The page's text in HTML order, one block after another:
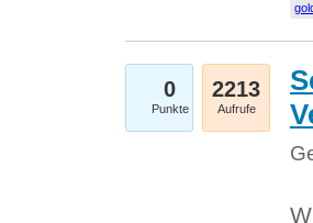
0
Punkte
2213
Aufrufe